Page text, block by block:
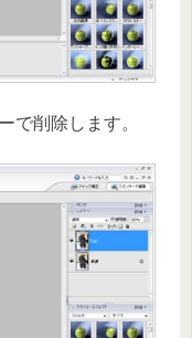
で削除します。